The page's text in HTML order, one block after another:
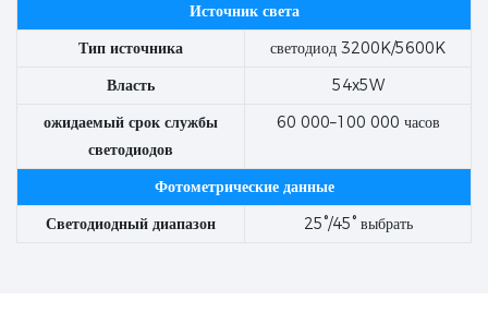
Источник света
Тип источника
светодиод 3200K/5600K
Власть
54x5W
ожидаемый срок службы
светодиодов
60 000–100 000 часов
Фотометрические данные
Светодиодный диапазон
25°/45° выбрать